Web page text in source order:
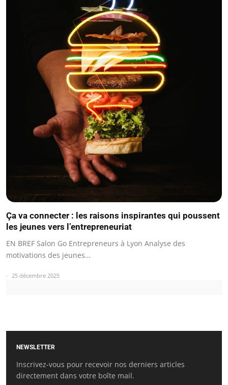
Ça va connecter : les raisons inspirantes qui poussent
les jeunes vers l’entrepreneuriat
EN BREF Salon Go Entrepreneurs à Lyon Analyse des
motivations des jeunes…
25 décembre 2025
NEWSLETTER
Inscrivez-vous pour recevoir nos derniers articles
directement dans votre boîte mail.